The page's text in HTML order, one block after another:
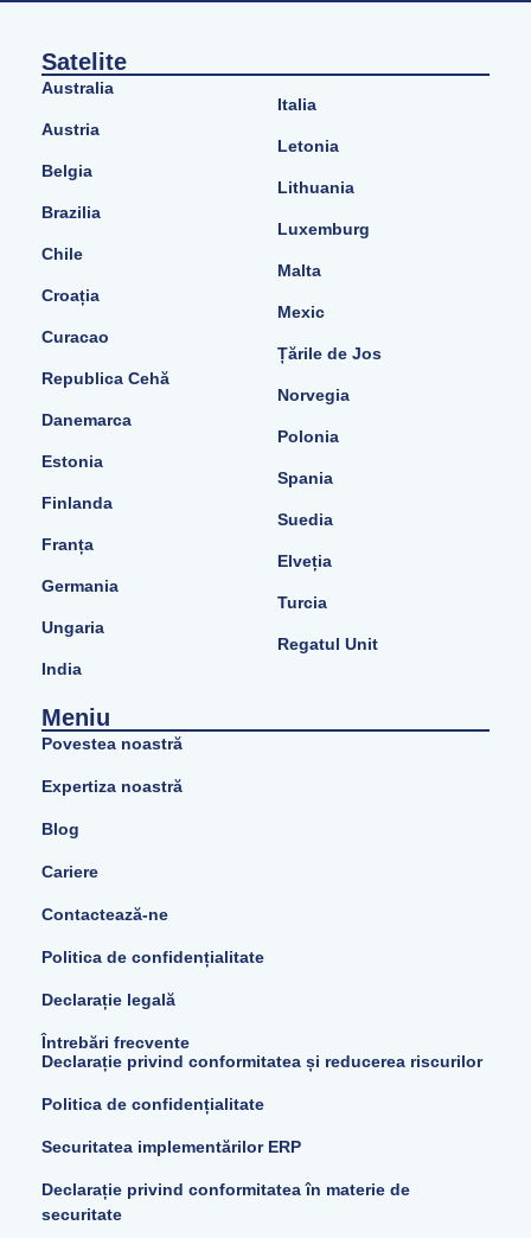
Satelite
Australia
Austria
Belgia
Brazilia
Chile
Croația
Curacao
Republica Cehă
Danemarca
Estonia
Finlanda
Franța
Germania
Ungaria
India
Italia
Letonia
Lithuania
Luxemburg
Malta
Mexic
Țările de Jos
Norvegia
Polonia
Spania
Suedia
Elveția
Turcia
Regatul Unit
Meniu
Povestea noastră
Expertiza noastră
Blog
Cariere
Contactează-ne
Politica de confidențialitate
Declarație legală
Întrebări frecvente
Declarație privind conformitatea și reducerea riscurilor
Politica de confidențialitate
Securitatea implementărilor ERP
Declarație privind conformitatea în materie de
securitate